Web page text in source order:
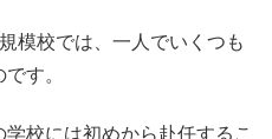
模校では、一人でいくつも
す。
校には初めから赴任するこ